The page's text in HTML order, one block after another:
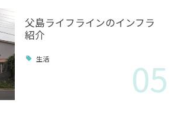
父島ライフラインのインフラ
紹介
生活 05